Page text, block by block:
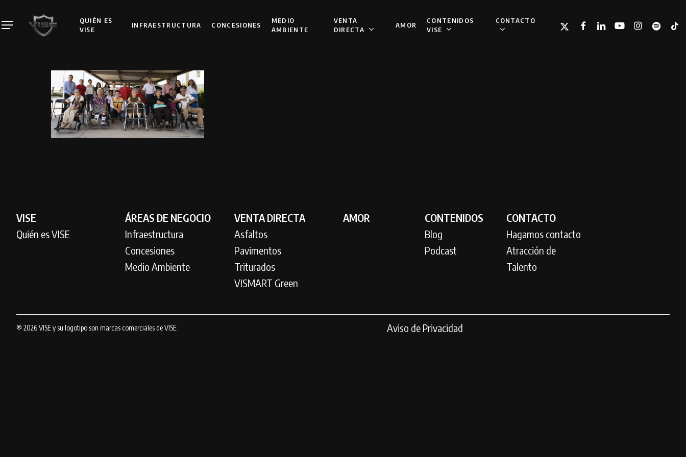
to
Menu
QUIÉN ES
VISE
INFRAESTRUCTURA CONCESIONES
MEDIO
AMBIENTE
VENTA
DIRECTA
AMOR
CONTENIDOS
VISE
CONTACTO TWITTERFACEBOOKLINKEDINYOUTUBEINSTAGRAM
SPOTIFY
VISE
Quién es VISE
ÁREAS DE NEGOCIO
Infraestructura
Concesiones
Medio Ambiente
VENTA DIRECTA
Asfaltos
Pavimentos
Triturados
VISMART Green
AMOR
CONTENIDOS
Blog
Podcast
CONTACTO
Hagamos contacto
Atracción de
Talento
® 2026 VISE y su logotipo son marcas comerciales de VISE Aviso de Privacidad